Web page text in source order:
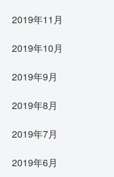
2019年11月
2019年10月
2019年9月
2019年8月
2019年7月
2019年6月